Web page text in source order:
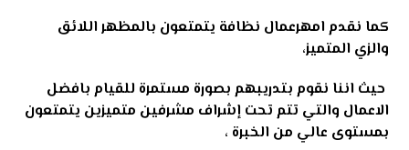
كما نقدم امهرعمال نظافة يتمتعون بالمظهر اللائق
والزي المتميز،
حيث اننا نقوم بتدريبهم بصورة مستمرة للقيام بافضل
الاعمال والتي تتم تحت إشراف مشرفين متميزين يتمتعون
بمستوى عالي من الخبرة ،